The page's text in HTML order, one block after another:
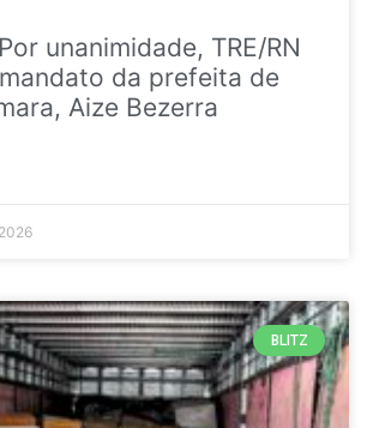
unanimidade, TRE/RN
da prefeita de
Aize Bezerra
BLITZ